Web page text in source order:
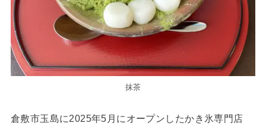
抹茶
倉敷市玉島に2025年5月にオープンしたかき氷専門店